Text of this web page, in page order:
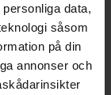
data,
såsom
på din
annonser och